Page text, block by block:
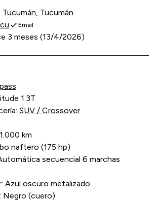
Tucumán, Tucumán
check Email
3 meses (13/4/2026)
1.3T
SUV / Crossover
km
naftero (175 hp)
secuencial 6 marchas
Azul oscuro metalizado
Negro (cuero)